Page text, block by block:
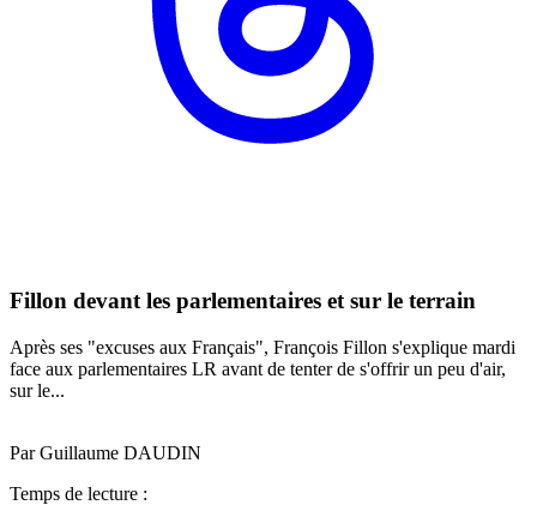
Fillon devant les parlementaires et sur le terrain
Après ses "excuses aux Français", François Fillon s'explique mardi
face aux parlementaires LR avant de tenter de s'offrir un peu d'air,
sur le...
Par Guillaume DAUDIN
Temps de lecture :